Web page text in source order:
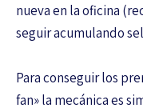
nueva en la oficina
seguir acumulando
Para conseguir los
fan» la mecánica es